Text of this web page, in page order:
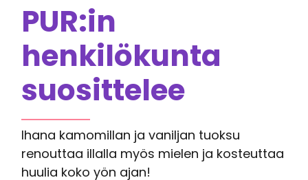
PUR:in
henkilökunta
suosittelee
Ihana kamomillan ja vaniljan tuoksu
renouttaa illalla myös mielen ja kosteuttaa
huulia koko yön ajan!